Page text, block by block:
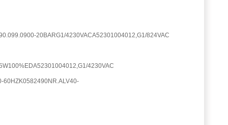
20BARG1/4230VACA52301004012,G1/824VAC
4230VAC
60HZK0582490NR.ALV40-